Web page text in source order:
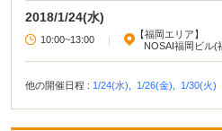
2018/1/24(水)
10:00~13:00 |
【福岡エリア】
NOSAI福岡ビル(
他の開催日程 : 1/24(水), 1/26(金), 1/30(火)